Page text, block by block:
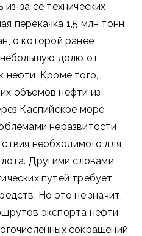
за ее технических
перекачка 1,5 млн тонн
о которой ранее
небольшую долю от
нефти. Кроме того,
объемов нефти из
Каспийское море
неразвитости
необходимого для
Другими словами,
путей требует
Но это не значит,
экспорта нефти
сокращений